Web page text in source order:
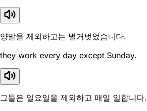
양말을 제외하고는 벌거벗었습니다.
they work every day except Sunday.
그들은 일요일을 제외하고 매일 일합니다.